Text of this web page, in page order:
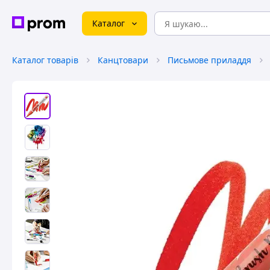
Каталог
Каталог товарів Канцтовари Письмове приладдя